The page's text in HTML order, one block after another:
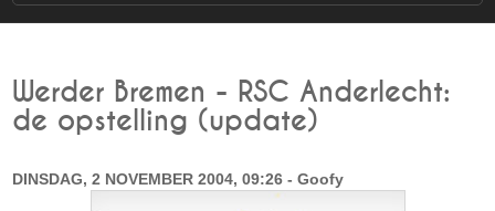
Werder Bremen - RSC Anderlecht:
de opstelling (update)
DINSDAG, 2 NOVEMBER 2004, 09:26 - Goofy